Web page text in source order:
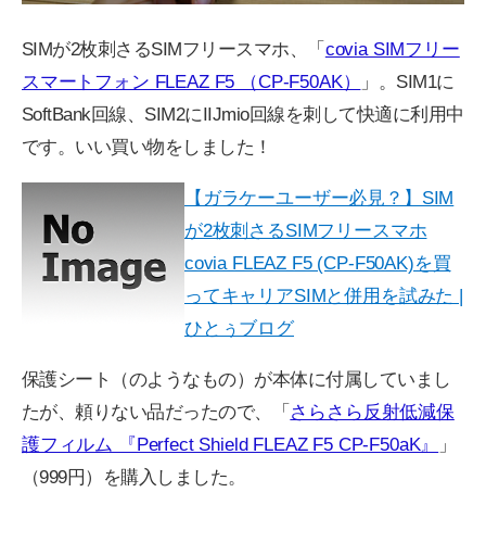
SIMが2枚刺さるSIMフリースマホ、「 covia SIMフリー
スマートフォン FLEAZ F5 （CP-F50AK）
」。SIM1に
SoftBank回線、SIM2にIIJmio回線を刺して快適に利用中
です。いい買い物をしました！
【ガラケーユーザー必見？】SIM
が2枚刺さるSIMフリースマホ
covia FLEAZ F5 (CP-F50AK)を買
ってキャリアSIMと併用を試みた |
ひとぅブログ
保護シート（のようなもの）が本体に付属していまし
たが、頼りない品だったので、「 さらさら反射低減保
護フィルム 『Perfect Shield FLEAZ F5 CP-F50aK』
」
（999円）を購入しました。